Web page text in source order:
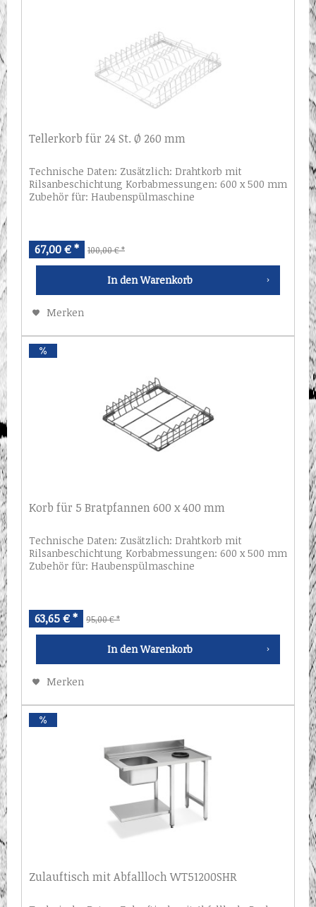
Tellerkorb für 24 St. Ø 260 mm
Technische Daten: Zusätzlich: Drahtkorb mit
Rilsanbeschichtung Korbabmessungen: 600 x 500 mm
Zubehör für: Haubenspülmaschine
67,00 € * 100,00 € *
In den Warenkorb
Merken
Korb für 5 Bratpfannen 600 x 400 mm
Technische Daten: Zusätzlich: Drahtkorb mit
Rilsanbeschichtung Korbabmessungen: 600 x 500 mm
Zubehör für: Haubenspülmaschine
63,65 € * 95,00 € *
In den Warenkorb
Merken
Zulauftisch mit Abfallloch WT51200SHR